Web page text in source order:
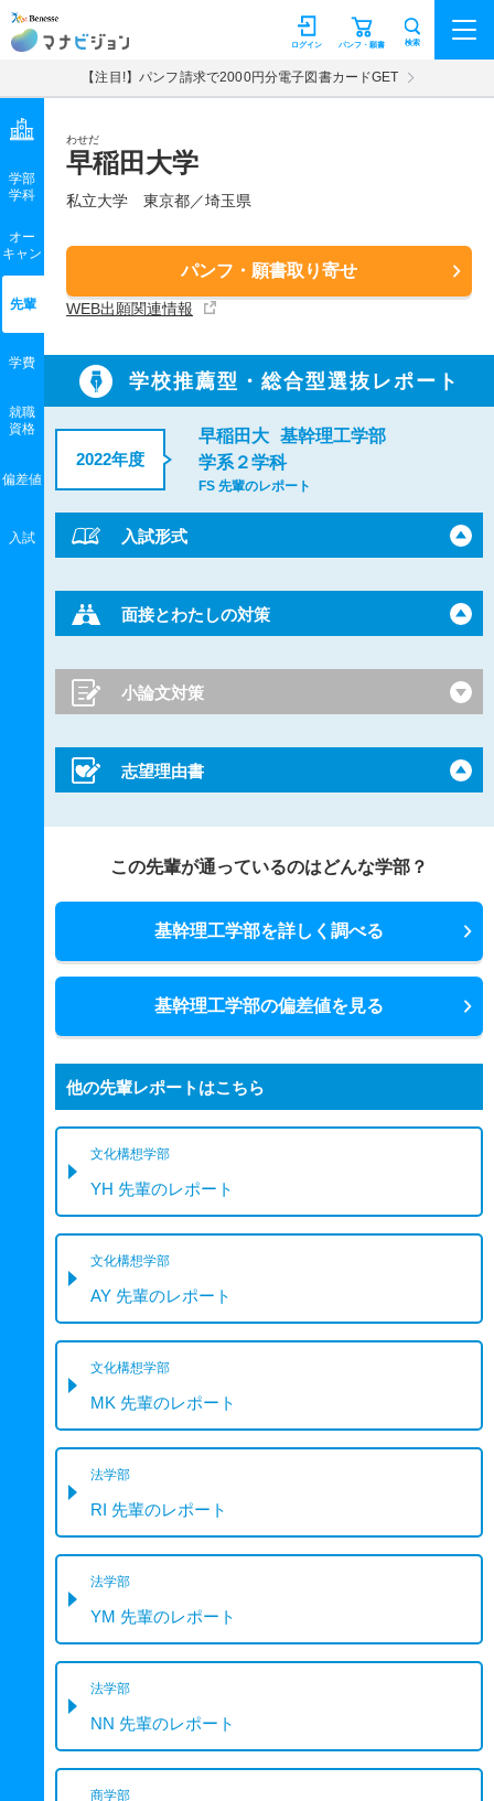
マナビジョン パンフ・願書
ログイン 検索
【注目!】パンフ請求で2000円分電子図書カードGET
わせだ
早稲田大学
私立大学 東京都／埼玉県
パンフ・願書取り寄せ
WEB出願関連情報
学部
学科
オー
キャン
先輩
学費
就職
資格
偏差値
入試
学校推薦型・総合型選抜レポート
2022年度
早稲田大 基幹理工学部
学系２学科
FS 先輩のレポート
入試形式
面接とわたしの対策
小論文対策
志望理由書
この先輩が通っているのはどんな学部？
基幹理工学部を詳しく調べる
基幹理工学部の偏差値を見る
他の先輩レポートはこちら
文化構想学部
YH 先輩のレポート
文化構想学部
AY 先輩のレポート
文化構想学部
MK 先輩のレポート
法学部
RI 先輩のレポート
法学部
YM 先輩のレポート
法学部
NN 先輩のレポート
商学部